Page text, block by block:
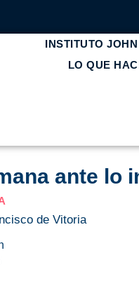
INSTITUTO
LO QUE
ante lo
de Vitoria